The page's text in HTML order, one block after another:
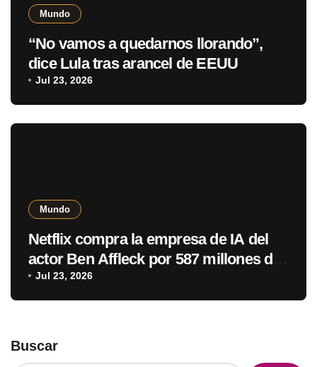
Mundo
“No vamos a quedarnos llorando”,
dice Lula tras arancel de EEUU
Jul 23, 2026
Mundo
Netflix compra la empresa de IA del
actor Ben Affleck por 587 millones de
dólares
Jul 23, 2026
Buscar